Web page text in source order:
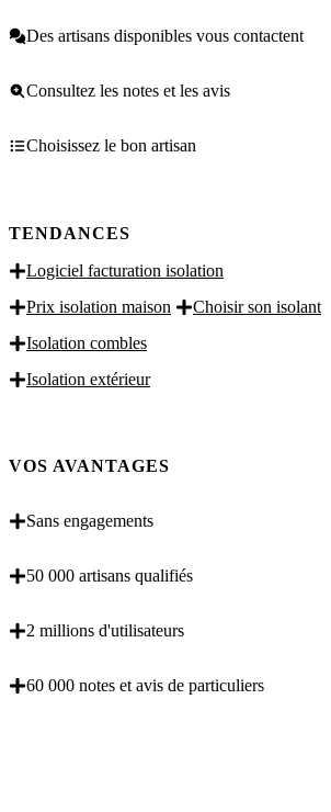
Des artisans disponibles vous contactent
Consultez les notes et les avis
Choisissez le bon artisan
TENDANCES
Logiciel facturation isolation
Prix isolation maison
Choisir son isolant
Isolation combles
Isolation extérieur
VOS AVANTAGES
Sans engagements
50 000 artisans qualifiés
2 millions d'utilisateurs
60 000 notes et avis de particuliers